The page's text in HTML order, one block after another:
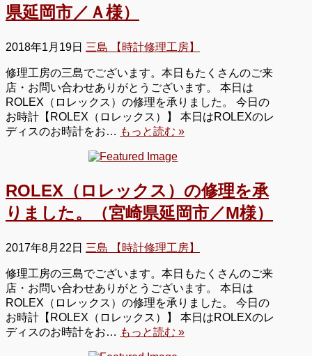
県延岡市／Ａ様）
2018年1月19日 三島 【時計修理工房】
修理工房の三島でございます。本日もたくさんのご来
店・お問い合わせありがとうございます。 本日は
ROLEX（ロレックス）の修理を承りました。 今日の
お時計【ROLEX（ロレックス）】 本日はROLEXのレ
ディスのお時計をお… もっと読む »
ROLEX（ロレックス）の修理を承
りました。（宮崎県延岡市／M様）
2017年8月22日 三島 【時計修理工房】
修理工房の三島でございます。本日もたくさんのご来
店・お問い合わせありがとうございます。 本日は
ROLEX（ロレックス）の修理を承りました。 今日の
お時計【ROLEX（ロレックス）】 本日はROLEXのレ
ディスのお時計をお… もっと読む »